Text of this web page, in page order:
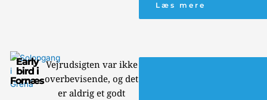
Læs mere
Early
bird i
Fornæs
Vejrudsigten var ikke
overbevisende, og det
er aldrig et godt